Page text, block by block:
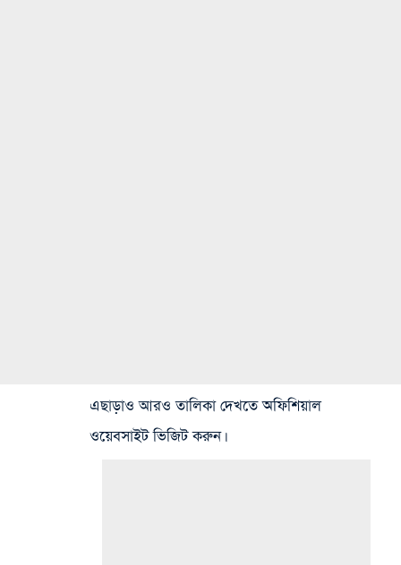
এছাড়াও আরও তালিকা দেখতে অফিশিয়াল
ওয়েবসাইট ভিজিট করুন।